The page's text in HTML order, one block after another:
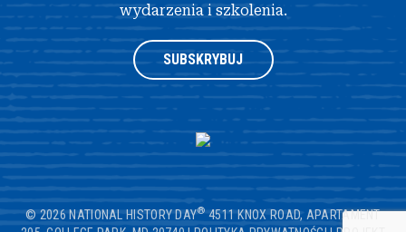
wydarzenia i szkolenia.
SUBSKRYBUJ
© 2026 NATIONAL HISTORY DAY® 4511 KNOX ROAD, APARTAMENT